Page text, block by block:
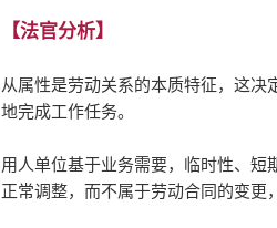
【法官分析】
从属性是劳动关系的本质特征，这
地完成工作任务。
用人单位基于业务需要，临时性、短
正常调整，而不属于劳动合同的变更